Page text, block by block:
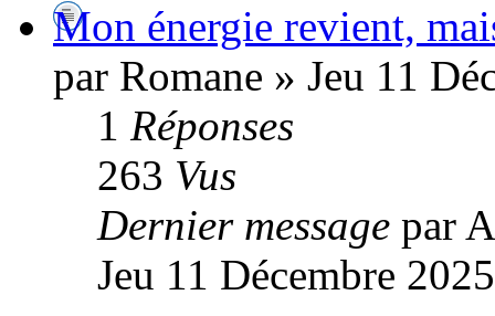
Mon énergie revient,
par Romane » Jeu 11
1 Réponses
263 Vus
Dernier message par
Jeu 11 Décembre